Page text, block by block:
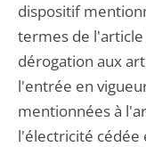
dispositif
termes de l'article
dérogation aux
l'entrée en
mentionnées à
l'électricité cédée